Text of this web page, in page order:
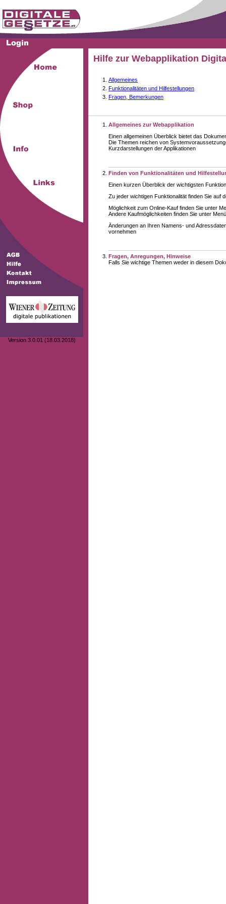
Version 3.0.01 (18.03.2018)
Hilfe zur Webapplikation
Allgemeines
Funktionalitäten und Hilfestellungen
Fragen, Bemerkungen
Allgemeines zur Webapplikation
Einen allgemeinen Überblick bietet das
Die Themen reichen von
Kurzdarstellungen der Applikationen
Finden von Funktionalitäten und
Einen kurzen Überblick der wichtigsten
Zu jeder wichtigen Funktionalität finden Sie auf
Möglichkeit zum Online-Kauf finden Sie unter
Andere Kaufmöglichkeiten finden Sie unter
Änderungen an Ihren Namens- und
vornehmen
Fragen, Anregungen, Hinweise
Falls Sie wichtige Themen weder in diesem